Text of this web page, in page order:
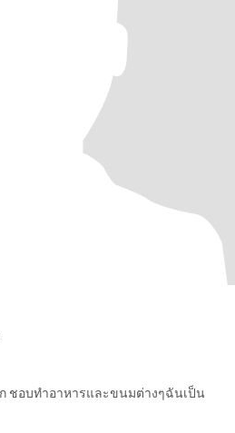
ชอบทำอาหารและขนมต่างๆฉันเป็น